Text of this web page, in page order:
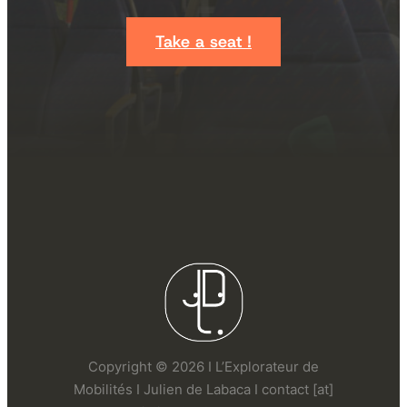
Take a seat !
Copyright © 2026 I L’Explorateur de
Mobilités I Julien de Labaca I contact [at]